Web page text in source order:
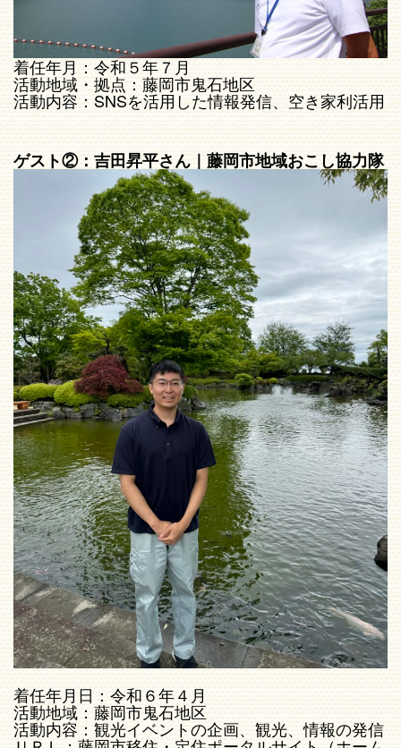
着任年月：令和５年７月
活動地域・拠点：藤岡市鬼石地区
活動内容：SNSを活用した情報発信、空き家利活用
ゲスト②：吉田昇平さん｜藤岡市地域おこし協力隊
着任年月日：令和６年４月
活動地域：藤岡市鬼石地区
活動内容：観光イベントの企画、観光、情報の発信